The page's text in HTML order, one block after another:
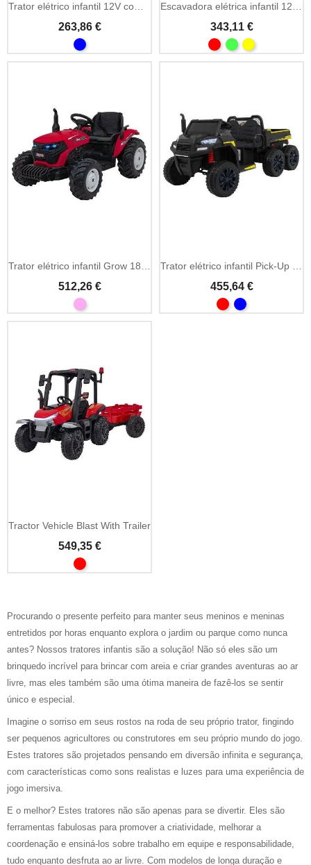
Trator elétrico infantil 12V com reboque
263,86 €
Escavadora elétrica infantil 12V com música e rádio FM
343,11 €
Trator elétrico infantil Grow 1804 com reboque
512,26 €
Trator elétrico infantil Pick-Up 4x4 com reboque
455,64 €
Tractor Vehicle Blast With Trailer
549,35 €
Procurando o presente perfeito para manter seus meninos e meninas
entretidos por horas enquanto explora o jardim ou parque como nunca
antes? Nossos tratores infantis são a solução! Não só eles são um
brinquedo incrível para brincar com areia e criar grandes aventuras ao ar
livre, mas eles também são uma ótima maneira de fazê-los se sentir
único e especial.
Imagine o sorriso em seus rostos na roda de seu próprio trator, fingindo
ser pequenos agricultores ou construtores em seu próprio mundo do jogo.
Estes tratores são projetados pensando em diversão infinita e segurança,
com características como sons realistas e luzes para uma experiência de
jogo imersiva.
E o melhor? Estes tratores não são apenas para se divertir. Eles são
ferramentas fabulosas para promover a criatividade, melhorar a
coordenação e ensiná-los sobre trabalho em equipe e responsabilidade,
tudo enquanto desfruta ao ar livre. Com modelos de longa duração e